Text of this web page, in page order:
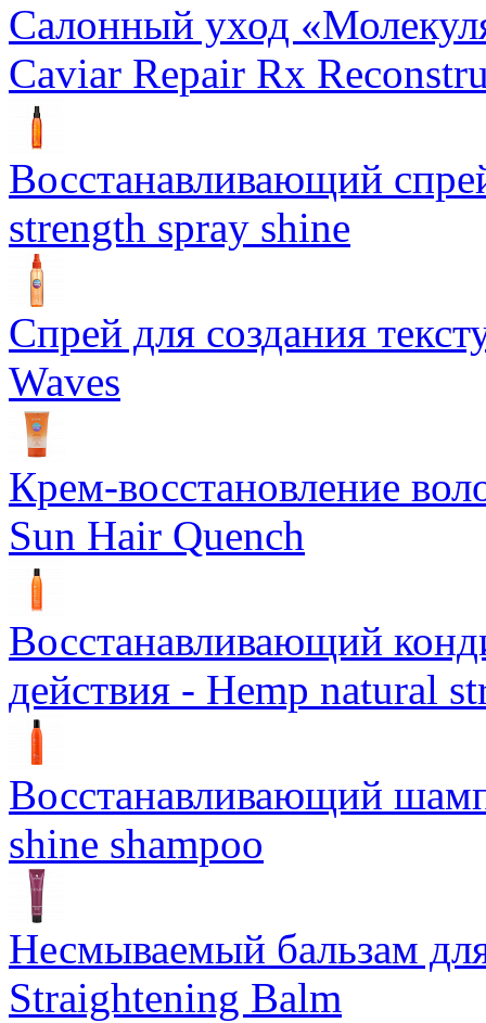
Салонный уход
Caviar Repair Rx
Восстанавливающий
strength spray shine
Спрей для создания
Waves
Крем-восстановление
Sun Hair Quench
Восстанавливающий
действия - Hemp natural
Восстанавливающий
shine shampoo
Несмываемый бальзам
Straightening Balm